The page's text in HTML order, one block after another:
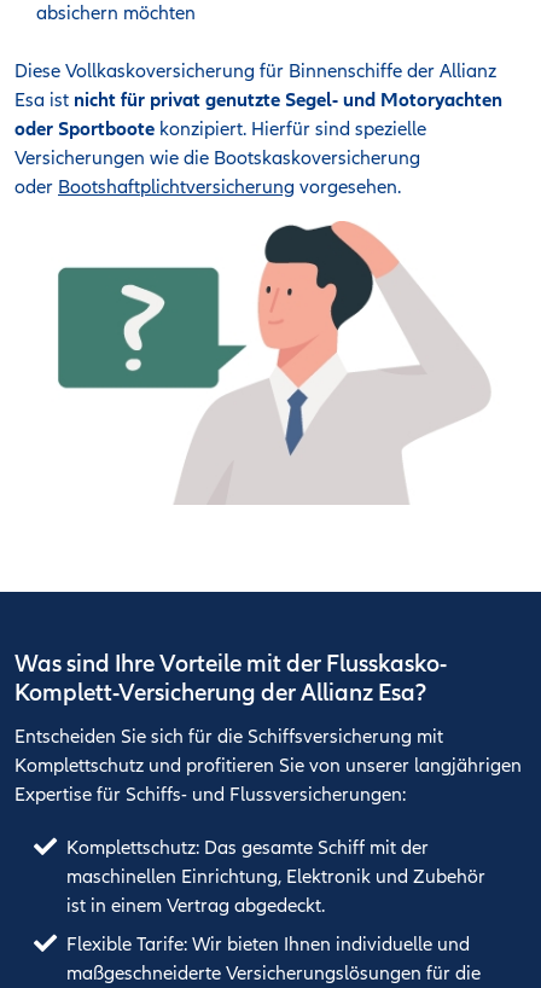
absichern möchten
Diese Vollkaskoversicherung für Binnenschiffe der Allianz
Esa ist nicht für privat genutzte Segel- und Motoryachten
oder Sportboote konzipiert. Hierfür sind spezielle
Versicherungen wie die Bootskaskoversicherung
oder Bootshaftplichtversicherung vorgesehen.
Was sind Ihre Vorteile mit der Flusskasko-
Komplett-Versicherung der Allianz Esa?
Entscheiden Sie sich für die Schiffsversicherung mit
Komplettschutz und profitieren Sie von unserer langjährigen
Expertise für Schiffs- und Flussversicherungen:
Komplettschutz: Das gesamte Schiff mit der
maschinellen Einrichtung, Elektronik und Zubehör
ist in einem Vertrag abgedeckt.
Flexible Tarife: Wir bieten Ihnen individuelle und
maßgeschneiderte Versicherungslösungen für die